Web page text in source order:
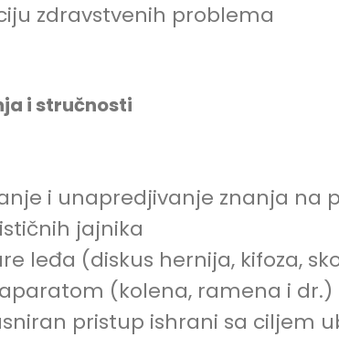
zdravstvenih problema
i stručnosti
i unapredjivanje znanja na
jajnika
leđa (diskus hernija, kifoza,
(kolena, ramena i dr.)
pristup ishrani sa ciljem